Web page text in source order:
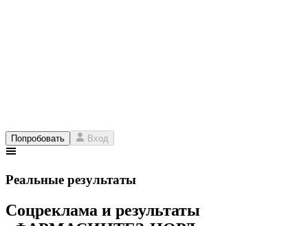
Попробовать Вход
Реальные результаты
Соцреклама и результаты